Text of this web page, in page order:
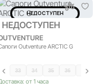
НЕДОСТУПЕН
НЕДОСТУПЕН
Outventure ARCTIC G
33 34 35 36 37
от 1 часа